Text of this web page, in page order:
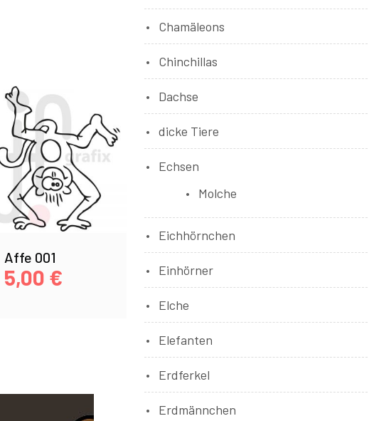
Affe 001
5,00 €
Chamäleons
Chinchillas
Dachse
dicke Tiere
Echsen
Molche
Eichhörnchen
Einhörner
Elche
Elefanten
Erdferkel
Erdmännchen